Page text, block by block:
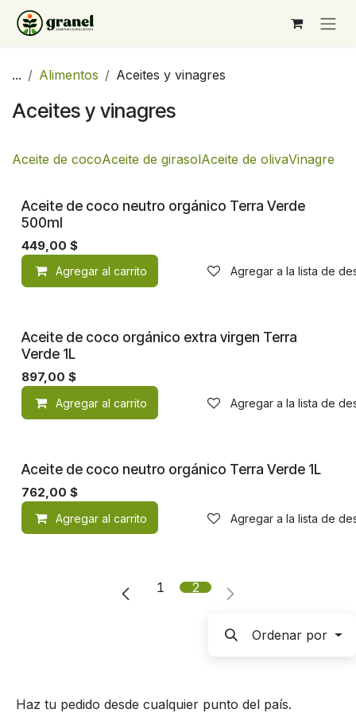
Ir al contenido
... Alimentos Aceites y vinagres
Aceites y vinagres
Aceite de cocoAceite de girasolAceite de olivaVinagre
Orgánico
Aceite de coco neutro orgánico Terra Verde
500ml
449,00 $
Agregar al carrito Agregar a la lista de
Orgánico
Aceite de coco orgánico extra virgen Terra
Verde 1L
897,00 $
Agregar al carrito Agregar a la lista de
Orgánico
Aceite de coco neutro orgánico Terra Verde 1L
762,00 $
Agregar al carrito Agregar a la lista de
1 2
Ordenar por
Haz tu pedido desde cualquier punto del país.